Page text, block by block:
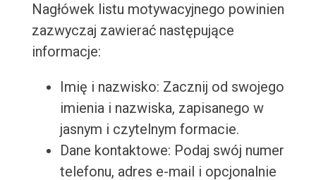
Nagłówek listu motywacyjnego powinien
zazwyczaj zawierać następujące
informacje:
Imię i nazwisko: Zacznij od swojego
imienia i nazwiska, zapisanego w
jasnym i czytelnym formacie.
Dane kontaktowe: Podaj swój numer
telefonu, adres e-mail i opcjonalnie